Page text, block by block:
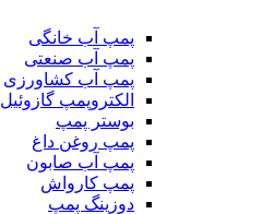
پمپ آب خانگی
پمپ آب صنعتی
پمپ آب کشاورزی
الکتروپمپ گازوئیل
بوستر پمپ
پمپ روغن داغ
پمپ آب صابون
پمپ کارواش
دوزینگ پمپ